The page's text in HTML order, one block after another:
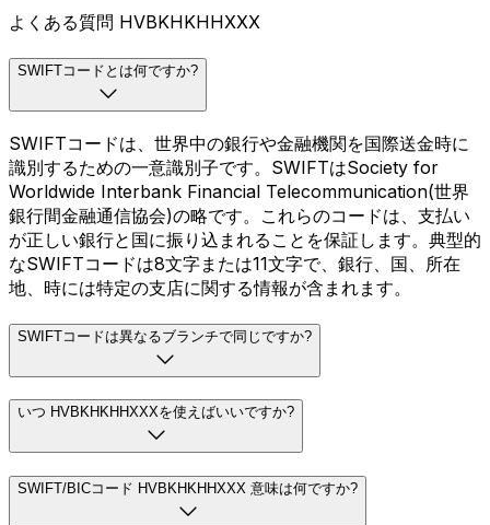
よくある質問 HVBKHKHHXXX
SWIFTコードとは何ですか?
SWIFTコードは、世界中の銀行や金融機関を国際送金時に
識別するための一意識別子です。SWIFTはSociety for
Worldwide Interbank Financial Telecommunication(世界
銀行間金融通信協会)の略です。これらのコードは、支払い
が正しい銀行と国に振り込まれることを保証します。典型的
なSWIFTコードは8文字または11文字で、銀行、国、所在
地、時には特定の支店に関する情報が含まれます。
SWIFTコードは異なるブランチで同じですか?
いつ HVBKHKHHXXXを使えばいいですか?
SWIFT/BICコード HVBKHKHHXXX 意味は何ですか?